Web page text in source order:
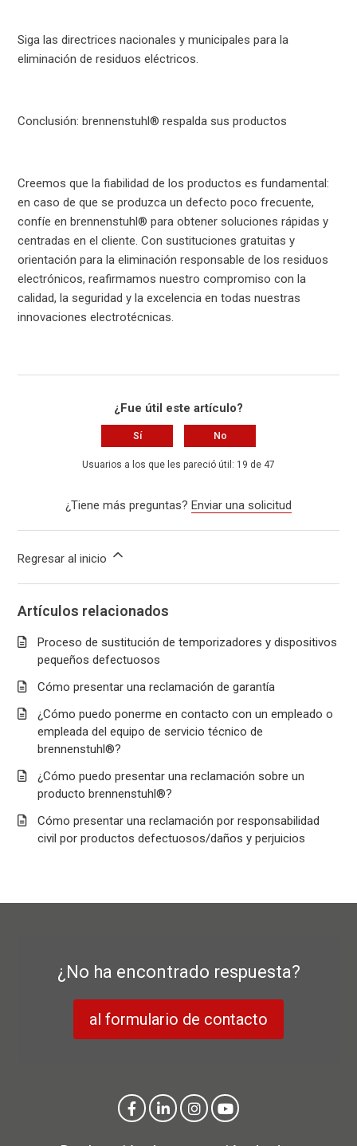
Siga las directrices nacionales y municipales para la
eliminación de residuos eléctricos.
Conclusión: brennenstuhl® respalda sus productos
Creemos que la fiabilidad de los productos es fundamental:
en caso de que se produzca un defecto poco frecuente,
confíe en brennenstuhl® para obtener soluciones rápidas y
centradas en el cliente. Con sustituciones gratuitas y
orientación para la eliminación responsable de los residuos
electrónicos, reafirmamos nuestro compromiso con la
calidad, la seguridad y la excelencia en todas nuestras
innovaciones electrotécnicas.
¿Fue útil este artículo?
Sí No
Usuarios a los que les pareció útil: 19 de 47
¿Tiene más preguntas? Enviar una solicitud
Regresar al inicio
Artículos relacionados
Proceso de sustitución de temporizadores y dispositivos
pequeños defectuosos
Cómo presentar una reclamación de garantía
¿Cómo puedo ponerme en contacto con un empleado o
empleada del equipo de servicio técnico de
brennenstuhl®?
¿Cómo puedo presentar una reclamación sobre un
producto brennenstuhl®?
Cómo presentar una reclamación por responsabilidad
civil por productos defectuosos/daños y perjuicios
¿No ha encontrado respuesta?
al formulario de contacto